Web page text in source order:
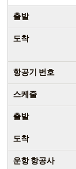
출발
도착
항공기 번호
스케줄
출발
도착
운항 항공사